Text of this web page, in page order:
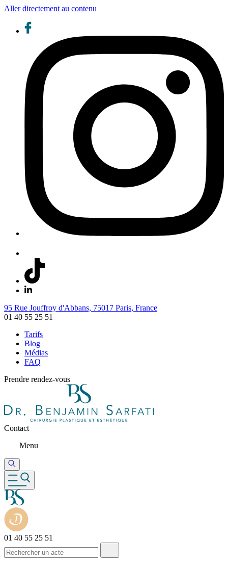
Aller directement au contenu
95 Rue Jouffroy d'Abbans, 75017 Paris, France
01 40 55 25 51
Tarifs
Blog
Médias
FAQ
Prendre rendez-vous
Contact
Menu
01 40 55 25 51